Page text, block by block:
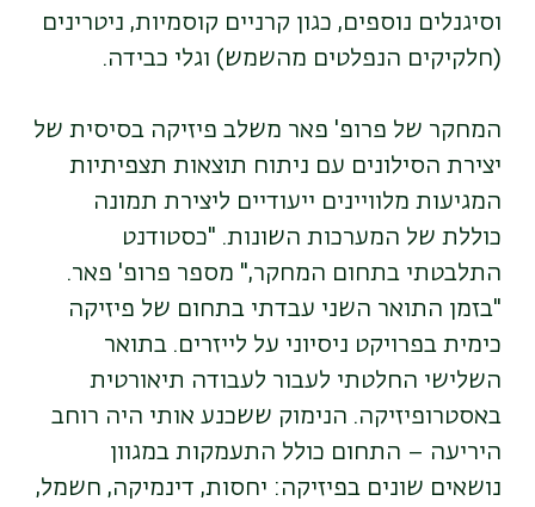
וסיגנלים נוספים, כגון קרניים קוסמיות, ניטרינים
(חלקיקים הנפלטים מהשמש) וגלי כבידה.
המחקר של פרופ' פאר משלב פיזיקה בסיסית של
יצירת הסילונים עם ניתוח תוצאות תצפיתיות
המגיעות מלוויינים ייעודיים ליצירת תמונה
כוללת של המערכות השונות. "כסטודנט
התלבטתי בתחום המחקר," מספר פרופ' פאר.
"בזמן התואר השני עבדתי בתחום של פיזיקה
כימית בפרויקט ניסיוני על לייזרים. בתואר
השלישי החלטתי לעבור לעבודה תיאורטית
באסטרופיזיקה. הנימוק ששכנע אותי היה רוחב
היריעה – התחום כולל התעמקות במגוון
נושאים שונים בפיזיקה: יחסות, דינמיקה, חשמל,